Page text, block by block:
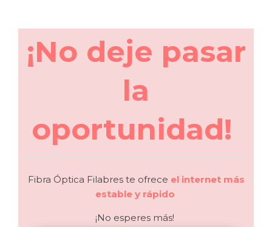
¡No deje pasar
la
oportunidad!
Fibra Óptica Filabres te ofrece el internet más
estable y rápido
¡No esperes más!